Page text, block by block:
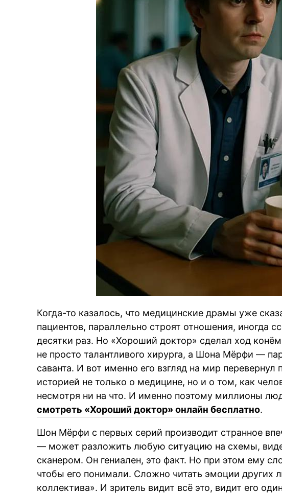
Когда-то казалось, что медицинские драмы уже
пациентов, параллельно строят отношения, иногда
десятки раз. Но «Хороший доктор» сделал ход
не просто талантливого хирурга, а Шона Мёрфи —
саванта. И вот именно его взгляд на мир
историей не только о медицине, но и о том, как
несмотря ни на что. И именно поэтому миллионы
смотреть «Хороший доктор» онлайн бесплатно.
Шон Мёрфи с первых серий производит странное
— может разложить любую ситуацию на схемы,
сканером. Он гениален, это факт. Но при этом ему
чтобы его понимали. Сложно читать эмоции
коллектива». И зритель видит всё это, видит его